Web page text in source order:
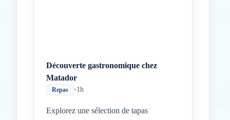
Découverte gastronomique chez
Matador
Repas •1h
Explorez une sélection de tapas